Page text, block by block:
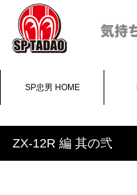
SP忠男 HOME
ZX-12R 編 其の弐